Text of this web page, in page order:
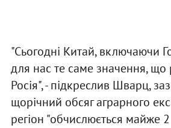
"Сьогодні Китай, включаючи
для нас те саме значення, що
Росія", - підкреслив Шварц,
щорічний обсяг аграрного
регіон "обчислюється майже